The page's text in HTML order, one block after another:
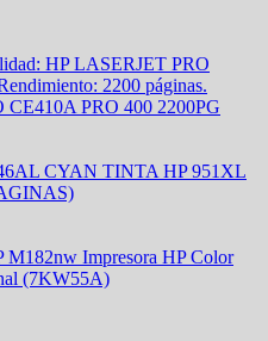
PRO 400 2200PG
TINTA HP 951XL
Impresora HP Color
(7KW55A)